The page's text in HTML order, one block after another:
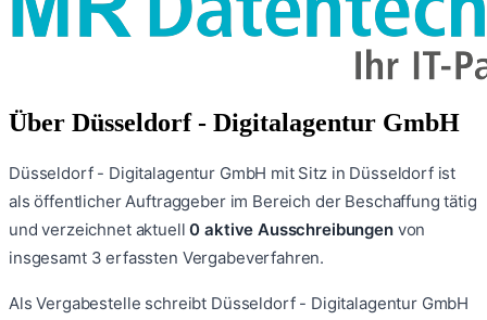
Über Düsseldorf - Digitalagentur GmbH
Düsseldorf - Digitalagentur GmbH mit Sitz in Düsseldorfist
als öffentlicher Auftraggeber im Bereich der Beschaffung tätig
und verzeichnet aktuell 0 aktive Ausschreibungen von
insgesamt 3 erfassten Vergabeverfahren.
Als Vergabestelle schreibt Düsseldorf - Digitalagentur GmbH